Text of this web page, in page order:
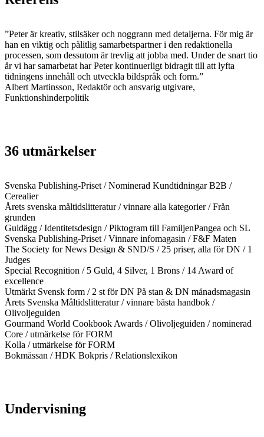
”Peter är kreativ, stilsäker och noggrann med detaljerna. För mig är
han en viktig och pålitlig samarbetspartner i den redaktionella
processen, som dessutom är trevlig att jobba med. Under de snart tio
år vi har samarbetat har Peter kontinuerligt bidragit till att lyfta
tidningens innehåll och utveckla bildspråk och form.”
Albert Martinsson, Redaktör och ansvarig utgivare,
Funktionshinderpolitik
36 utmärkelser
Svenska Publishing-Priset / Nominerad Kundtidningar B2B /
Cerealier
Årets svenska måltidslitteratur / vinnare alla kategorier / Från
grunden
Guldägg / Identitetsdesign / Piktogram till FamiljenPangea och SL
Svenska Publishing-Priset / Vinnare infomagasin / F&F Maten
The Society for News Design & SND/S / 25 priser, alla för DN / 1
Judges
Special Recognition / 5 Guld, 4 Silver, 1 Brons / 14 Award of
excellence
Utmärkt Svensk form / 2 st för DN På stan & DN månadsmagasin
Årets Svenska Måltidslitteratur / vinnare bästa handbok /
Olivoljeguiden
Gourmand World Cookbook Awards / Olivoljeguiden / nominerad
Core / utmärkelse för FORM
Kolla / utmärkelse för FORM
Bokmässan / HDK Bokpris / Relationslexikon
Undervisning